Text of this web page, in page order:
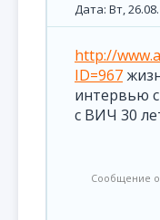
Дата: Вт,
http://
ID=967
интервью
с ВИЧ 30
Сообщение